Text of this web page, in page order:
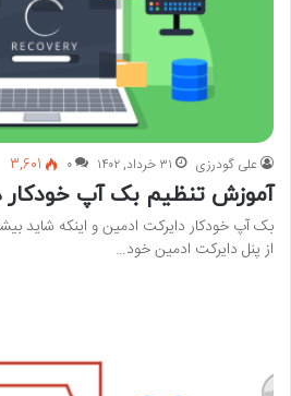
علی گودرزی ۳۱ خرداد, ۱۴۰۲ ۰ 3,601
آموزش تنظیم بک آپ خودکار
بک آپ خودکار دایرکت ادمین و اینکه شاید
از پنل دایرکت ادمین خود…